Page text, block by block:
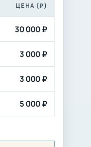
ЦЕНА (₽)
30 000 ₽
3 000 ₽
3 000 ₽
5 000 ₽